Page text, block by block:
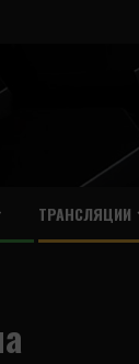
ТРАНСЛЯЦИИ